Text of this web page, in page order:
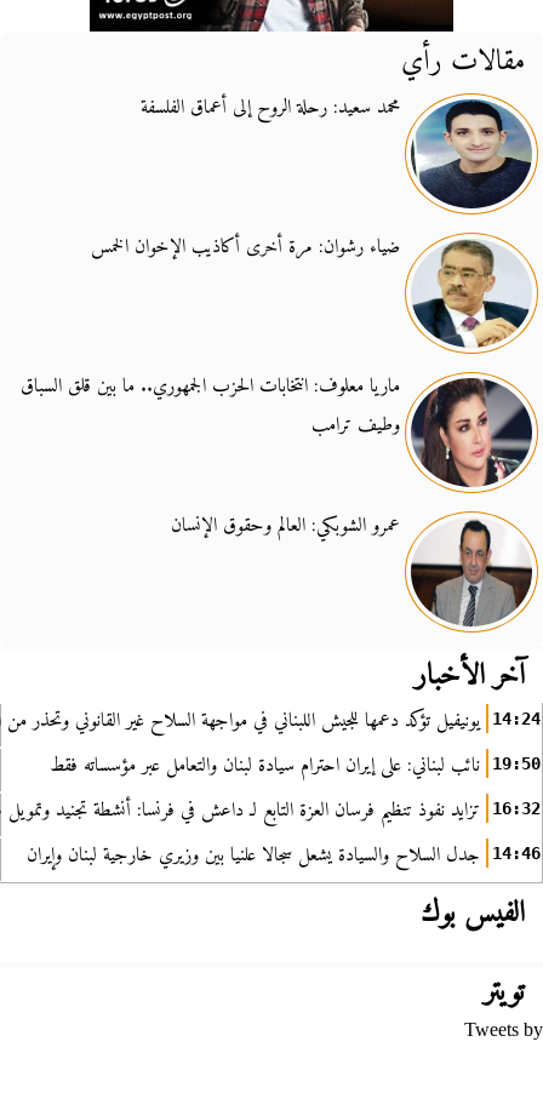
مقالات رأي
محمد سعيد: رحلة الروح إلى أعماق الفلسفة
ضياء رشوان: مرة أخرى أكاذيب الإخوان الخمس
ماريا معلوف: انتخابات الحزب الجمهوري.. ما بين قلق السباق
وطيف ترامب
عمرو الشوبكي: العالم وحقوق الإنسان
آخر الأخبار
14:24 يونيفيل تؤكد دعمها للجيش اللبناني في مواجهة السلاح غير القانوني وتحذر من
19:50 نائب لبناني: على إيران احترام سيادة لبنان والتعامل عبر مؤسساته فقط
16:32 تزايد نفوذ تنظيم فرسان العزة التابع لـ داعش في فرنسا: أنشطة تجنيد
14:46 جدل السلاح والسيادة يشعل سجالا علنيا بين وزيري خارجية لبنان وإيران
الفيس بوك
تويتر
Tweets by